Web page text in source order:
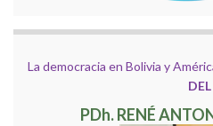
La democracia en Bolivia y
DEL
PDh. RENÉ